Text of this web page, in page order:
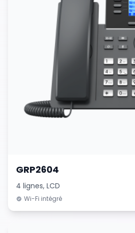
GRP2604
4 lignes, LCD
Wi-Fi intégré